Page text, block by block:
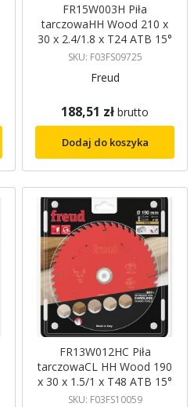
FR15W003H Piła
tarczowaHH Wood 210 x
30 x 2.4/1.8 x T24 ATB 15°
FREUD
SKU: F03FS09725
Freud
188,51 zł brutto
Dodaj do koszyka
FR13W012HC Piła
tarczowaCL HH Wood 190
x 30 x 1.5/1 x T48 ATB 15°
Freud
SKU: F03FS10059